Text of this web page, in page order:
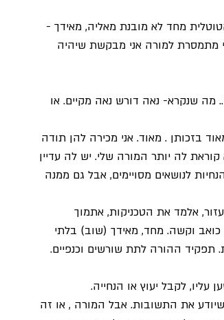
מחד לא מובנת מאליה, מאידך -
מתמסרת למורה אני מבקשת שיהיה
מה שנקרא- נאה דורש נאה מקיים. או
בזכותן . מאוד. אני מכירה להן תודה
לה יותר המורה שלי. יש לה עדיין
לנושאים מסויימים, אבל גם ממנה
אלמד את הטכניקות, אתמוך
וקשה. מחד, מאידך (שוב) בלתי
תפקיד ההורה לתת שורשים וכנפיים.
לקבל יעוץ או הנחייה.
את התשובות. אבל המורה , או זה